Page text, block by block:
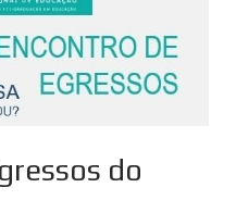
do